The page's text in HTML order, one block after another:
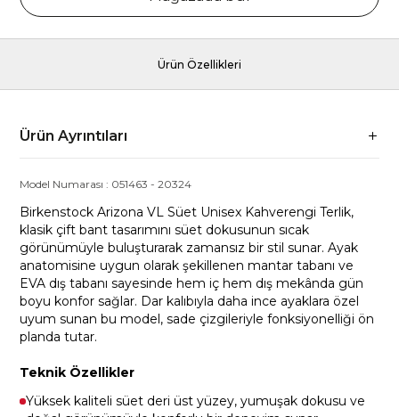
Ürün Özellikleri
Ürün Ayrıntıları
Model Numarası : 051463 -20324
Birkenstock Arizona VL Süet Unisex Kahverengi Terlik,
klasik çift bant tasarımını süet dokusunun sıcak
görünümüyle buluşturarak zamansız bir stil sunar. Ayak
anatomisine uygun olarak şekillenen mantar tabanı ve
EVA dış tabanı sayesinde hem iç hem dış mekânda gün
boyu konfor sağlar. Dar kalıbıyla daha ince ayaklara özel
uyum sunan bu model, sade çizgileriyle fonksiyonelliği ön
planda tutar.
Teknik Özellikler
Yüksek kaliteli süet deri üst yüzey, yumuşak dokusu ve